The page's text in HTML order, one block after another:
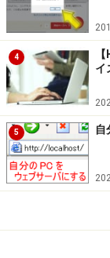
4
イ
5 自